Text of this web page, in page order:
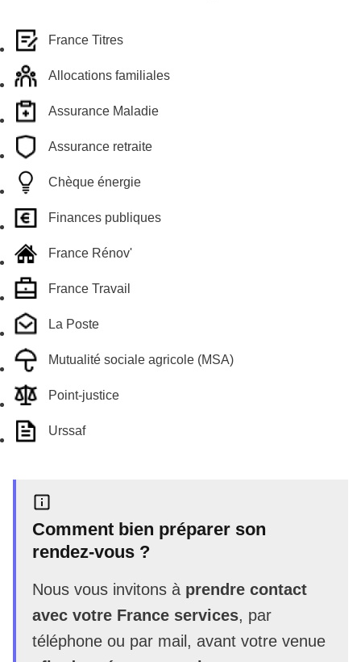
France Titres
Allocations familiales
Assurance Maladie
Assurance retraite
Chèque énergie
Finances publiques
France Rénov'
France Travail
La Poste
Mutualité sociale agricole (MSA)
Point-justice
Urssaf
Comment bien préparer son
rendez-vous ?
Nous vous invitons à prendre contact
avec votre France services, par
téléphone ou par mail, avant votre venue